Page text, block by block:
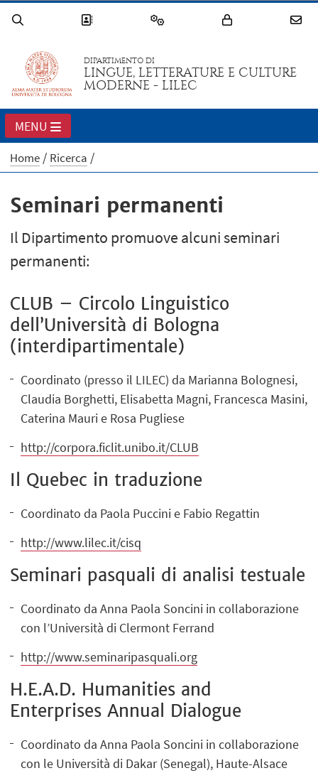
DIPARTIMENTO DI
LINGUE, LETTERATURE E CULTURE
MODERNE - LILEC
MENU
Home Ricerca
Seminari permanenti
Il Dipartimento promuove alcuni seminari
permanenti:
CLUB – Circolo Linguistico
dell’Università di Bologna
(interdipartimentale)
Coordinato (presso il LILEC) da Marianna Bolognesi,
Claudia Borghetti, Elisabetta Magni, Francesca Masini,
Caterina Mauri e Rosa Pugliese
http://corpora.ficlit.unibo.it/CLUB
Il Quebec in traduzione
Coordinato da Paola Puccini e Fabio Regattin
http://www.lilec.it/cisq
Seminari pasquali di analisi testuale
Coordinato da Anna Paola Soncini in collaborazione
con l’Università di Clermont Ferrand
http://www.seminaripasquali.org
H.E.A.D. Humanities and
Enterprises Annual Dialogue
Coordinato da Anna Paola Soncini in collaborazione
con le Università di Dakar (Senegal), Haute-Alsace